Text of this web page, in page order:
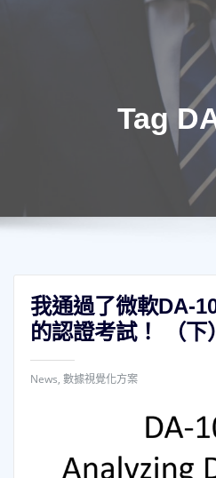
Tag
我通過了微軟DA-
的認證考試！ （下）
News, 數據視覺化方案